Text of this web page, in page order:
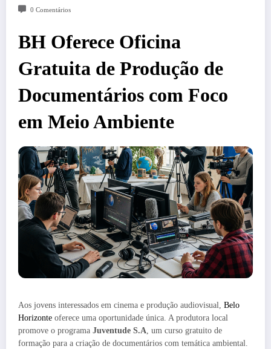
0 Comentários
BH Oferece Oficina
Gratuita de Produção de
Documentários com Foco
em Meio Ambiente
Aos jovens interessados em cinema e produção audiovisual, Belo
Horizonte oferece uma oportunidade única. A produtora local
promove o programa Juventude S.A, um curso gratuito de
formação para a criação de documentários com temática ambiental.